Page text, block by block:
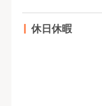
休日休暇